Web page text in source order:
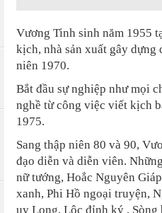
Vương Tinh sinh năm 1955
kịch, nhà sản xuất gây dựng
niên 1970.
Bắt đầu sự nghiệp như mọi
nghề từ công việc viết kịch
1975.
Sang thập niên 80 và 90,
đạo diễn và diễn viên.
nữ tướng, Hoắc Nguyên
xanh, Phi Hồ ngoại truyện,
uy Long, Lộc đỉnh ký ,